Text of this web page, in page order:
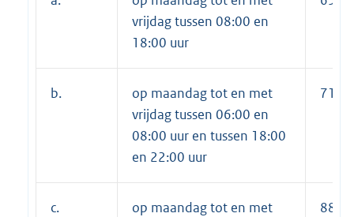
vrijdag tussen 08:00 en
18:00 uur
b.
op maandag tot en met
vrijdag tussen 06:00 en
08:00 uur en tussen 18:00
en 22:00 uur
c.
op maandag tot en met